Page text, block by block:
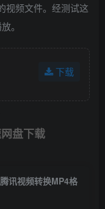
视频文件。经测试这
。
下载
盘下载
讯视频转换MP4格